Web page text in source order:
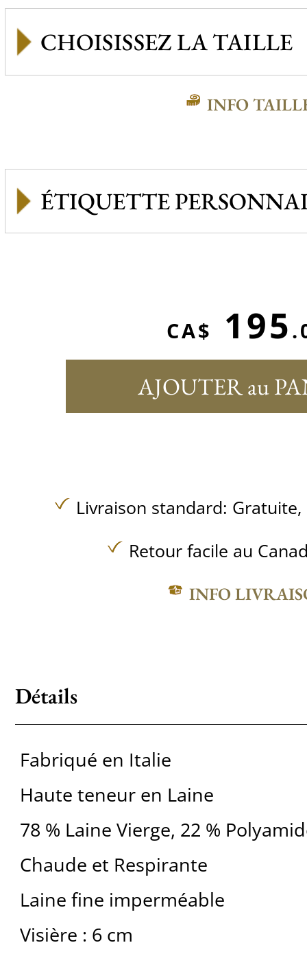
INFO
ÉTIQUETTE
CA$ 195
AJOUTER au
Livraison standard: Gratuite,
Retour facile au
INFO
Détails
Fabriqué en Italie
Haute teneur en Laine
78 % Laine Vierge, 22 %
Chaude et Respirante
Laine fine imperméable
Visière : 6 cm